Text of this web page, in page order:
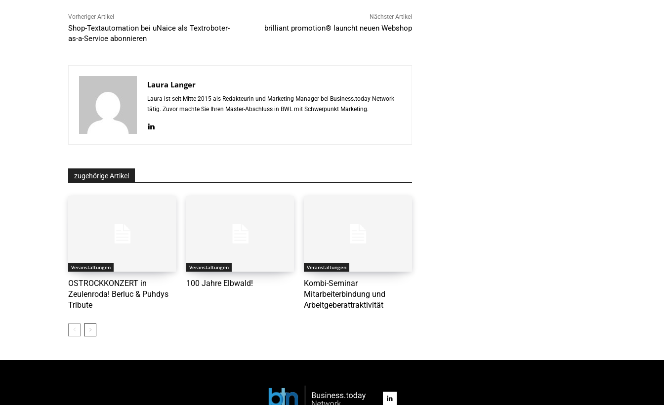
Vorheriger Artikel
Shop-Textautomation bei uNaice als Textroboter-
as-a-Service abonnieren
Nächster Artikel
brilliant promotion® launcht neuen Webshop
Laura Langer
Laura ist seit Mitte 2015 als Redakteurin und Marketing Manager bei Business.today Network
tätig. Zuvor machte Sie Ihren Master-Abschluss in BWL mit Schwerpunkt Marketing.
zugehörige Artikel
Veranstaltungen
OSTROCKKONZERT in
Zeulenroda! Berluc & Puhdys
Tribute
Veranstaltungen
100 Jahre Elbwald!
Veranstaltungen
Kombi-Seminar
Mitarbeiterbindung und
Arbeitgeberattraktivität